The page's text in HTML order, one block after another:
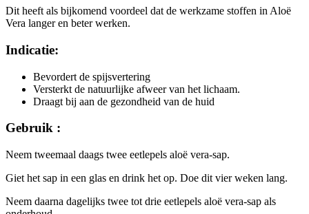
Dit heeft als bijkomend voordeel dat de werkzame stoffen in Aloë
Vera langer en beter werken.
Indicatie:
Bevordert de spijsvertering
Versterkt de natuurlijke afweer van het lichaam.
Draagt bij aan de gezondheid van de huid
Gebruik :
Neem tweemaal daags twee eetlepels aloë vera-sap.
Giet het sap in een glas en drink het op. Doe dit vier weken lang.
Neem daarna dagelijks twee tot drie eetlepels aloë vera-sap als